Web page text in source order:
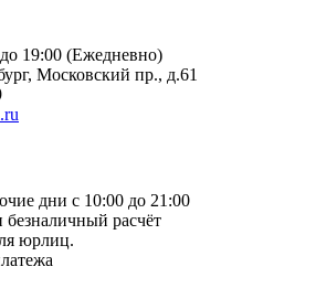
19:00 (Ежедневно)
Московский пр., д.61
дни с 10:00 до 21:00
расчёт
юрлиц.